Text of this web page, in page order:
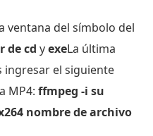
ventana del símbolo del
de cd yexeLa última
ingresar el siguiente
MP4: ffmpeg -i su
nombre de archivo